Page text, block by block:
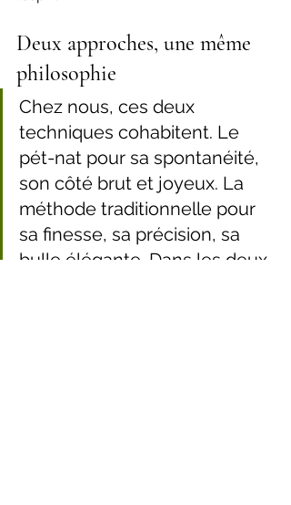
Deux approches, une même
philosophie
Chez nous, ces deux
techniques cohabitent. Le
pét-nat pour sa spontanéité,
son côté brut et joyeux. La
méthode traditionnelle pour
sa finesse, sa précision, sa
bulle élégante. Dans les deux